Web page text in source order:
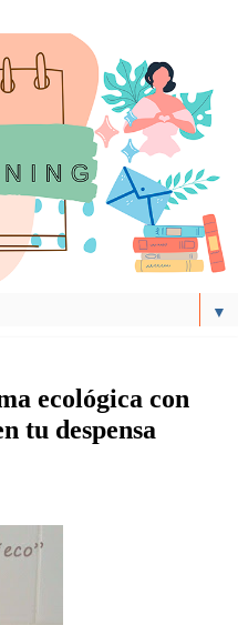
▼
ecológica con
tu despensa